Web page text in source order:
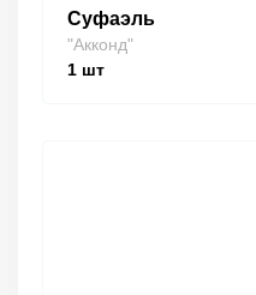
Суфаэль
"Акконд"
1 шт